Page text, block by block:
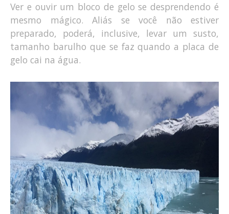
Ver e ouvir um bloco de gelo se desprendendo é
mesmo mágico. Aliás se você não estiver
preparado, poderá, inclusive, levar um susto,
tamanho barulho que se faz quando a placa de
gelo cai na água.